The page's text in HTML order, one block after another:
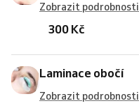
Zobrazit podrobnosti
300 Kč
Laminace obočí
Zobrazit podrobnosti